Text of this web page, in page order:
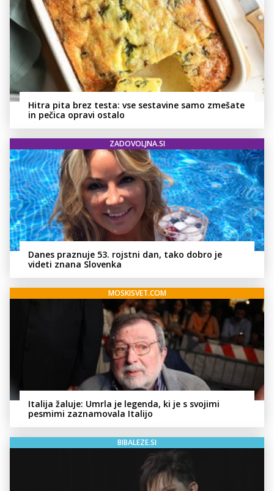
Hitra pita brez testa: vse sestavine samo zmešate
in pečica opravi ostalo
ZADOVOLJNA.SI
Danes praznuje 53. rojstni dan, tako dobro je
videti znana Slovenka
MOSKISVET.COM
Italija žaluje: Umrla je legenda, ki je s svojimi
pesmimi zaznamovala Italijo
BIBALEZE.SI